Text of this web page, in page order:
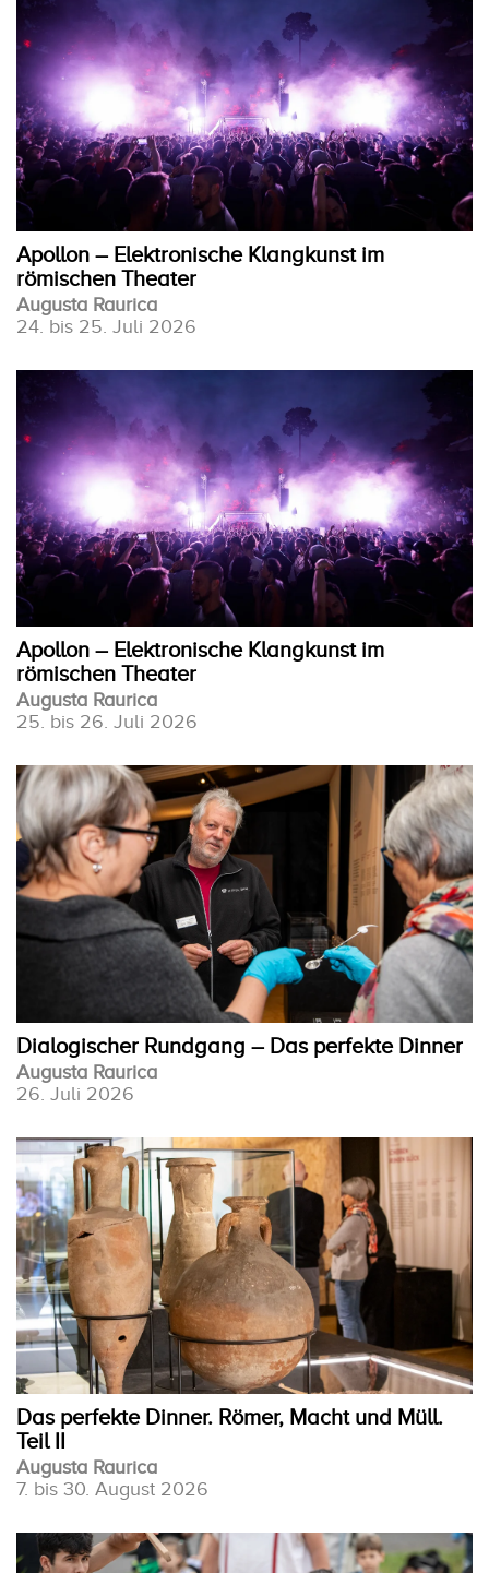
Apollon – Elektronische Klangkunst im
römischen Theater
Augusta Raurica
24. bis 25. Juli 2026
Apollon – Elektronische Klangkunst im
römischen Theater
Augusta Raurica
25. bis 26. Juli 2026
Dialogischer Rundgang – Das perfekte Dinner
Augusta Raurica
26. Juli 2026
Das perfekte Dinner. Römer, Macht und Müll.
Teil II
Augusta Raurica
7. bis 30. August 2026